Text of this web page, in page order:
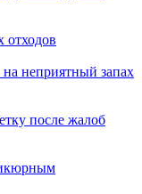
отходов
неприятный запах
после жалоб